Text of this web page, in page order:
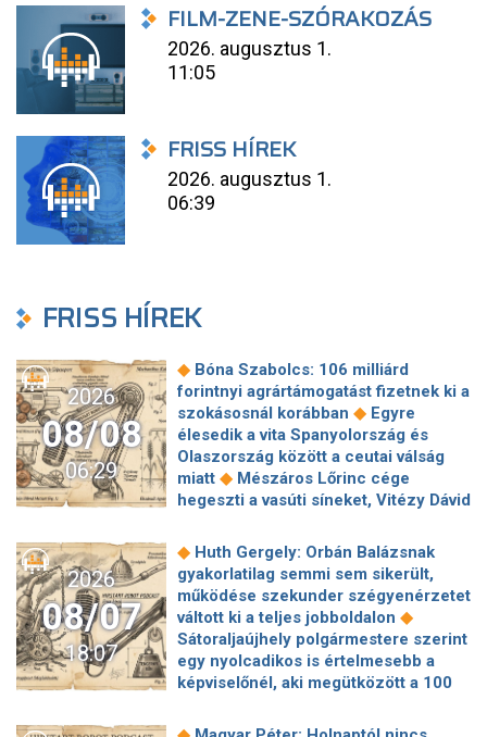
FILM-ZENE-SZÓRAKOZÁS
2026. augusztus 1.
11:05
FRISS HÍREK
2026. augusztus 1.
06:39
FRISS HÍREK
2026
08/08
06:29
◆ Bóna Szabolcs: 106 milliárd
forintnyi agrártámogatást fizetnek ki a
szokásosnál korábban ◆ Egyre
élesedik a vita Spanyolország és
Olaszország között a ceutai válság
miatt ◆ Mészáros Lőrinc cége
hegeszti a vasúti síneket, Vitézy Dávid
tesz a Bosnyák téri irodakomplexum
beruházója, ha az állam felmondja a
szerződésüket ◆ Megérkezett
Magyar Péter bejelentése: így költik
el a 6 ezer milliárd forintnyi uniós
◆Megbénult az ivóvíztárolók
töltése Ózdon – de máshol is komoly
nehézségek adódtak◆
2026
08/07
18:07
◆ Huth Gergely: Orbán Balázsnak
gyakorlatilag semmi sem sikerült,
működése szekunder szégyenérzetet
váltott ki a teljes jobboldalon ◆
Sátoraljaújhely polgármestere szerint
egy nyolcadikos is értelmesebb a
képviselőnél, aki megütközött a 100
hírszerzés szerint Putyin pár éven